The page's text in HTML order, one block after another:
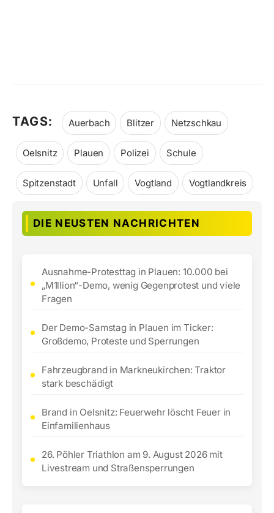
TAGS: Auerbach Blitzer Netzschkau
Oelsnitz Plauen Polizei Schule
Spitzenstadt Unfall Vogtland Vogtlandkreis
DIE NEUSTEN NACHRICHTEN
Ausnahme-Protesttag in Plauen: 10.000 bei
„M1llion“-Demo, wenig Gegenprotest und viele
Fragen
Der Demo-Samstag in Plauen im Ticker:
Großdemo, Proteste und Sperrungen
Fahrzeugbrand in Markneukirchen: Traktor
stark beschädigt
Brand in Oelsnitz: Feuerwehr löscht Feuer in
Einfamilienhaus
26. Pöhler Triathlon am 9. August 2026 mit
Livestream und Straßensperrungen